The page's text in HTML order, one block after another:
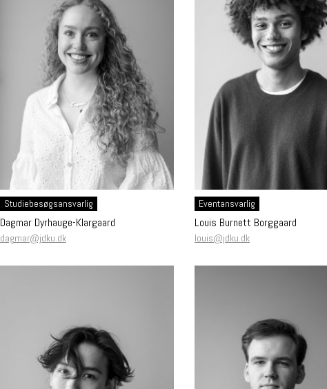
Studiebesøgsansvarlig
Dagmar Dyrhauge-Klargaard
dagmar@jdku.dk
Eventansvarlig
Louis Burnett Borggaard
louis@jdku.dk